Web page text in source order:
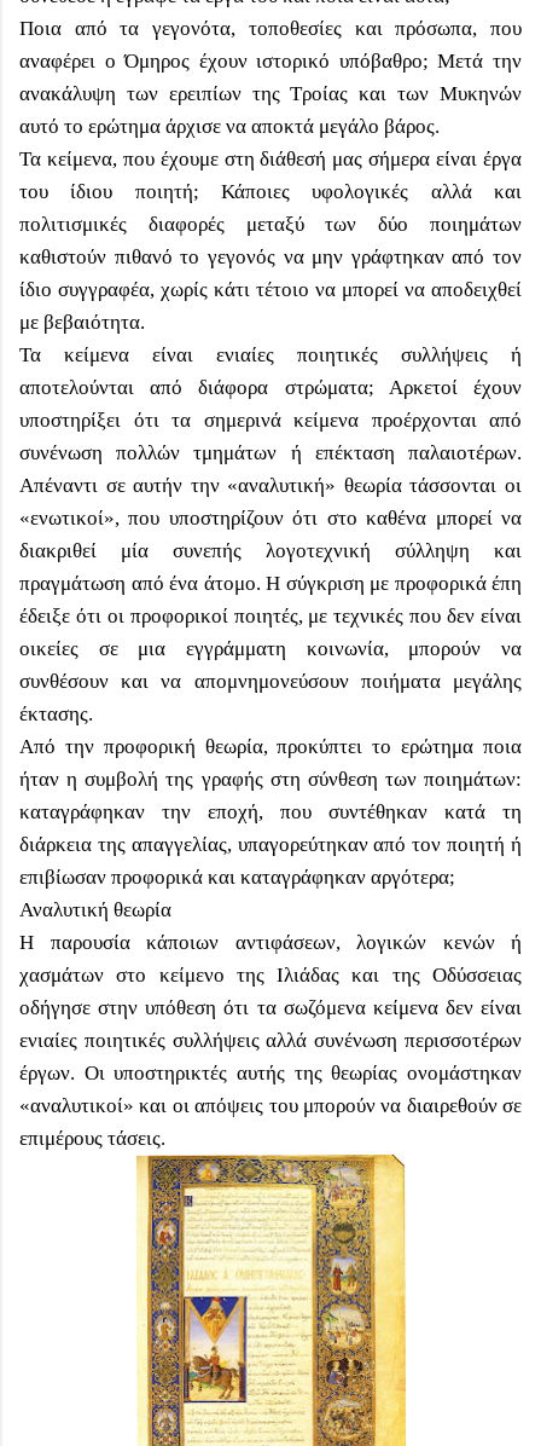
Ποια από τα γεγονότα, τοποθεσίες και πρόσωπα, που
αναφέρει ο Όμηρος έχουν ιστορικό υπόβαθρο; Μετά την
ανακάλυψη των ερειπίων της Τροίας και των Μυκηνών
αυτό το ερώτημα άρχισε να αποκτά μεγάλο βάρος.
Τα κείμενα, που έχουμε στη διάθεσή μας σήμερα είναι έργα
του ίδιου ποιητή; Κάποιες υφολογικές αλλά και
πολιτισμικές διαφορές μεταξύ των δύο ποιημάτων
καθιστούν πιθανό το γεγονός να μην γράφτηκαν από τον
ίδιο συγγραφέα, χωρίς κάτι τέτοιο να μπορεί να αποδειχθεί
με βεβαιότητα.
Τα κείμενα είναι ενιαίες ποιητικές συλλήψεις ή
αποτελούνται από διάφορα στρώματα; Αρκετοί έχουν
υποστηρίξει ότι τα σημερινά κείμενα προέρχονται από
συνένωση πολλών τμημάτων ή επέκταση παλαιοτέρων.
Απέναντι σε αυτήν την «αναλυτική» θεωρία τάσσονται οι
«ενωτικοί», που υποστηρίζουν ότι στο καθένα μπορεί να
διακριθεί μία συνεπής λογοτεχνική σύλληψη και
πραγμάτωση από ένα άτομο. Η σύγκριση με προφορικά έπη
έδειξε ότι οι προφορικοί ποιητές, με τεχνικές που δεν είναι
οικείες σε μια εγγράμματη κοινωνία, μπορούν να
συνθέσουν και να απομνημονεύσουν ποιήματα μεγάλης
έκτασης.
Από την προφορική θεωρία, προκύπτει το ερώτημα ποια
ήταν η συμβολή της γραφής στη σύνθεση των ποιημάτων:
καταγράφηκαν την εποχή, που συντέθηκαν κατά τη
διάρκεια της απαγγελίας, υπαγορεύτηκαν από τον ποιητή ή
επιβίωσαν προφορικά και καταγράφηκαν αργότερα;
Αναλυτική θεωρία
Η παρουσία κάποιων αντιφάσεων, λογικών κενών ή
χασμάτων στο κείμενο της Ιλιάδας και της Οδύσσειας
οδήγησε στην υπόθεση ότι τα σωζόμενα κείμενα δεν είναι
ενιαίες ποιητικές συλλήψεις αλλά συνένωση περισσοτέρων
έργων. Οι υποστηρικτές αυτής της θεωρίας ονομάστηκαν
«αναλυτικοί» και οι απόψεις του μπορούν να διαιρεθούν σε
επιμέρους τάσεις.